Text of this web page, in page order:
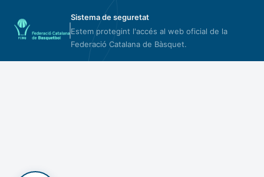
Sistema de seguretat
Estem protegint l'accés al web oficial de la
Federació Catalana de Bàsquet.